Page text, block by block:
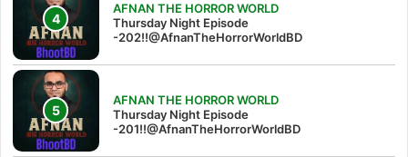
AFNAN THE HORROR WORLD
Thursday Night Episode
-202!!@AfnanTheHorrorWorldBD
AFNAN THE HORROR WORLD
Thursday Night Episode
-201!!@AfnanTheHorrorWorldBD